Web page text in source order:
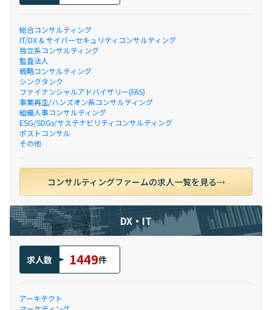
総合コンサルティング
IT/DX & サイバーセキュリティコンサルティング
独立系コンサルティング
監査法人
戦略コンサルティング
シンクタンク
ファイナンシャルアドバイザリー(FAS)
事業再生/ハンズオン系コンサルティング
組織人事コンサルティング
ESG/SDGs/サステナビリティコンサルティング
ポストコンサル
その他
コンサルティングファームの求人一覧を見る
DX・IT
求人数 1449件
アーキテクト